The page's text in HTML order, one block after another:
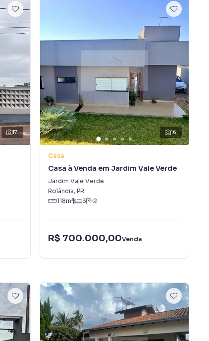
17 16
Casa
Casa à Venda em Jardim Vale Verde
Jardim Vale Verde
Rolândia, PR
118m² 3 2
R$ 700.000,00Venda